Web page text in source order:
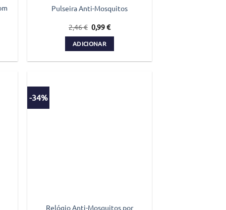
Pulseira Anti-Mosquitos
2,46€ O
preço
original
era:
0,99€O
ADICIONAR
-34%
Relógio Anti-Mosquitos por